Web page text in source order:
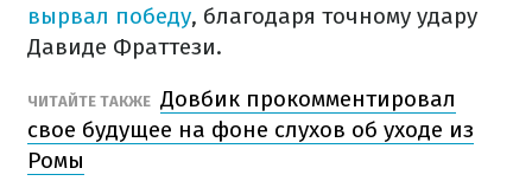
вырвал победу, благодаря точному удару
Давиде Фраттези.
ЧИТАЙТЕ ТАКЖЕ Довбик прокомментировал
свое будущее на фоне слухов об уходе из
Ромы